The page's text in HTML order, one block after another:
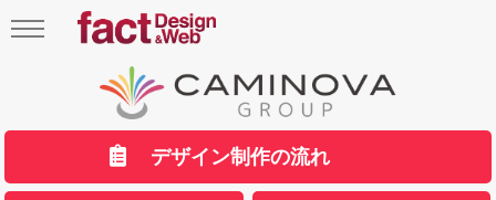
デザイン制作の流れ